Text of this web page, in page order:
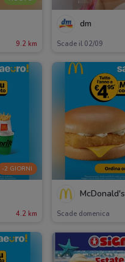
9.2 km
dm
Scade il 02/09
-2 GIORNI
4.2 km
McDonald's
Scade domenica